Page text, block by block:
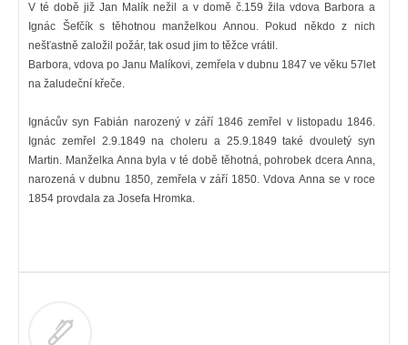
V té době již Jan Malík nežil a v domě č.159 žila vdova Barbora a
Ignác Šefčík s těhotnou manželkou Annou. Pokud někdo z nich
nešťastně založil požár, tak osud jim to těžce vrátil.
Barbora, vdova po Janu Malíkovi, zemřela v dubnu 1847 ve věku 57let
na žaludeční křeče.
Ignácův syn Fabián narozený v září 1846 zemřel v listopadu 1846.
Ignác zemřel 2.9.1849 na choleru a 25.9.1849 také dvouletý syn
Martin. Manželka Anna byla v té době těhotná, pohrobek dcera Anna,
narozená v dubnu 1850, zemřela v září 1850. Vdova Anna se v roce
1854 provdala za Josefa Hromka.